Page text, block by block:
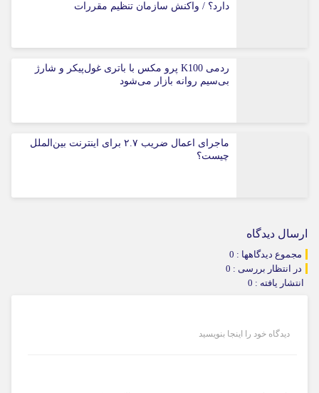
دارد؟ / واکنش سازمان تنظیم مقررات
ردمی K100 پرو مکس با باتری غول‌پیکر و شارژ
بی‌سیم روانه بازار می‌شود
ماجرای اعمال ضریب ۲.۷ برای اینترنت بین‌الملل
چیست؟
ارسال دیدگاه
مجموع دیدگاهها : 0
در انتظار بررسی : 0
انتشار یافته : 0
دیدگاه خود را اینجا بنویسید